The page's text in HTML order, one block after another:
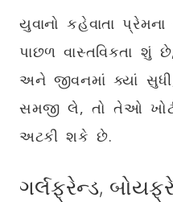
યુવાનો કહેવાતા
પાછળ વાસ્તવિકતા શું
અને જીવનમાં ક્યાં
સમજી લે, તો તેઓ
અટકી શકે છે.
ગર્લફ્રેન્ડ,